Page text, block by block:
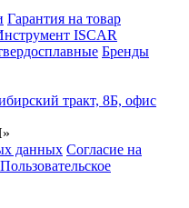
Гарантия на товар
ISCAR
Бренды
тракт, 8Б, офис
данных Согласие на
Пользовательское